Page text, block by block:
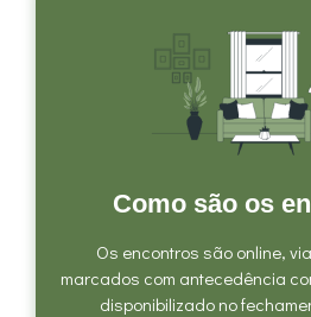
Como são os
Os encontros são online,
marcados com antecedência
disponibilizado no